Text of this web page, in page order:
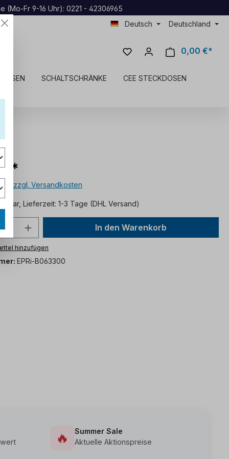
(Mo-Fr 9-16 Uhr): 0221 - 42306965
Deutsch
Deutschland
0,00 €*
SCHALTSCHRÄNKE CEE STECKDOSEN
€*
zzgl. Versandkosten
Lieferzeit: 1-3 Tage (DHL Versand)
In den Warenkorb
hinzufügen
EPRi-B063300
🔥
Summer Sale
Aktuelle Aktionspreise